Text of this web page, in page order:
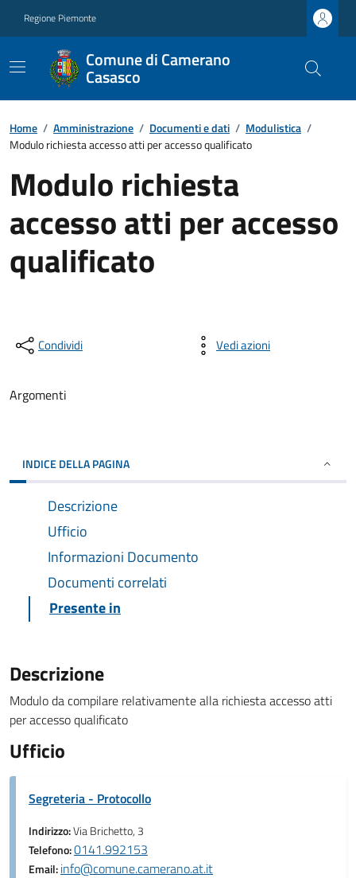
Regione Piemonte
Comune di Camerano
Casasco
Home / Amministrazione / Documenti e dati / Modulistica /
Modulo richiesta accesso atti per accesso qualificato
Modulo richiesta
accesso atti per accesso
qualificato
Condividi Vedi azioni
Argomenti
INDICE DELLA PAGINA
Descrizione
Ufficio
Informazioni Documento
Documenti correlati
Presente in
Descrizione
Modulo da compilare relativamente alla richiesta accesso atti
per accesso qualificato
Ufficio
Segreteria - Protocollo
Indirizzo:Via Brichetto, 3
Telefono:0141.992153
Email:info@comune.camerano.at.it